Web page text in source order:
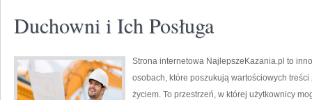
Duchowni i Ich Posługa
Strona internetowa NajlepszeKazania.pl to
osobach, które poszukują wartościowych
życiem. To przestrzeń, w której użytkownicy